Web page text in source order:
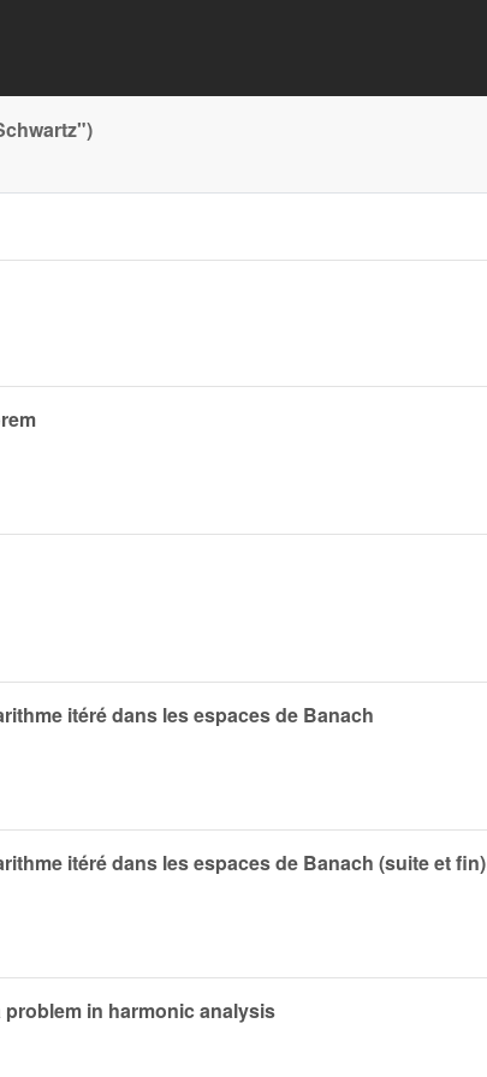
itéré dans les espaces de Banach
itéré dans les espaces de Banach (suite et fin)
in harmonic analysis